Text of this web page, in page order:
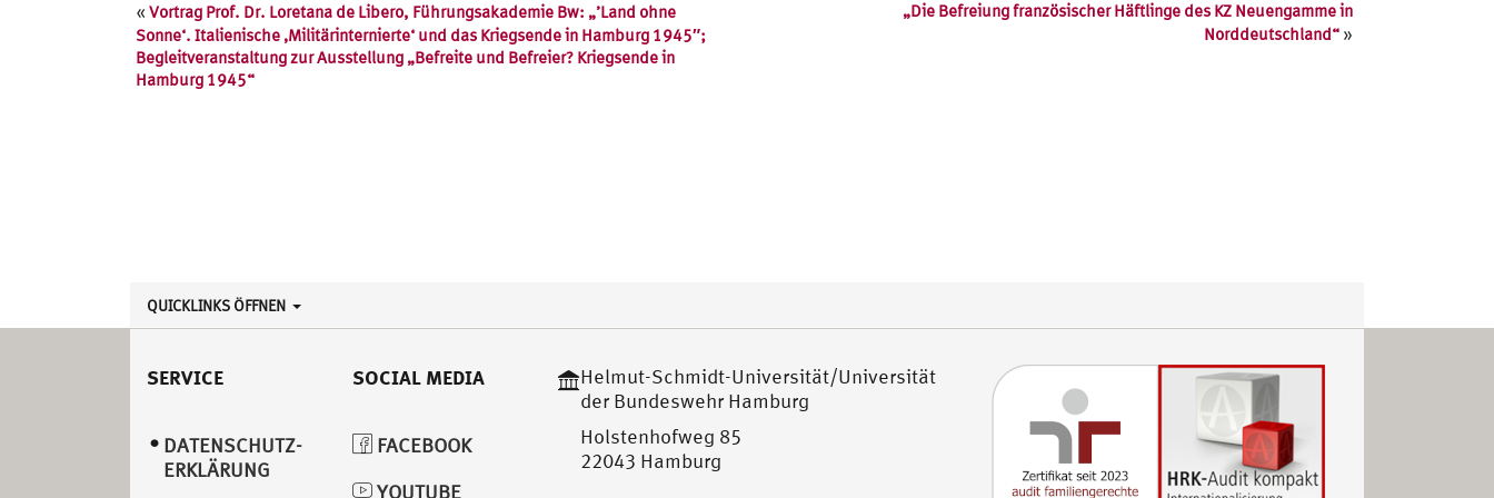
Veranstaltung
Navigation
« Vortrag Prof. Dr. Loretana de Libero, Führungsakademie Bw: „’Land ohne
Sonne‘. Italienische ‚Militärinternierte‘ und das Kriegsende in Hamburg 1945″;
Begleitveranstaltung zur Ausstellung „Befreite und Befreier? Kriegsende in
Hamburg 1945“
„Die Befreiung französischer Häftlinge des KZ Neuengamme in
Norddeutschland“ »
QUICKLINKS ÖFFNEN
SERVICE
DATENSCHUTZ­
ERKLÄRUNG
SOCIAL MEDIA
FACEBOOK
YOUTUBE
Helmut-Schmidt-Universität/Universität
der Bundeswehr Hamburg
Holstenhofweg 85
22043 Hamburg